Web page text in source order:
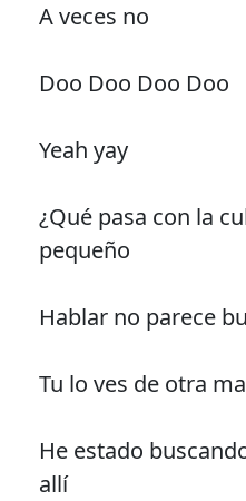
A veces no
Doo Doo Doo Doo
Yeah yay
¿Qué pasa con la
pequeño
Hablar no parece
Tu lo ves de otra
He estado
allí